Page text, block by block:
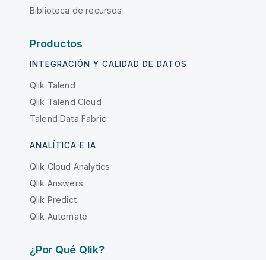
Biblioteca de recursos
Productos
INTEGRACIÓN Y CALIDAD DE DATOS
Qlik Talend
Qlik Talend Cloud
Talend Data Fabric
ANALÍTICA E IA
Qlik Cloud Analytics
Qlik Answers
Qlik Predict
Qlik Automate
¿Por Qué Qlik?